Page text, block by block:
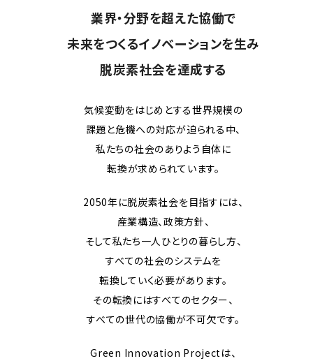
業界・分野を超えた協働で
未来をつくるイノベーションを生み
脱炭素社会を達成する
気候変動をはじめとする世界規模の
課題と危機への対応が迫られる中、
私たちの社会のありよう自体に
転換が求められています。
2050年に脱炭素社会を目指すには、
産業構造、政策方針、
そして私たち一人ひとりの暮らし方、
すべての社会のシステムを
転換していく必要があります。
その転換にはすべてのセクター、
すべての世代の協働が不可欠です。
Green Innovation Projectは、